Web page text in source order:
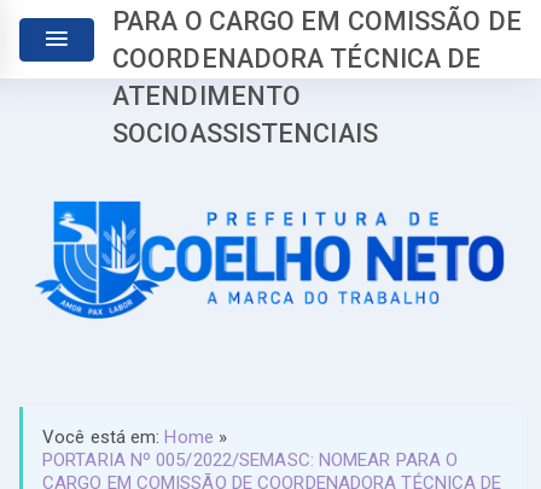
PARA O CARGO EM COMISSÃO DE
COORDENADORA TÉCNICA DE
ATENDIMENTO
SOCIOASSISTENCIAIS
Você está em:Home »
PORTARIA Nº 005/2022/SEMASC: NOMEAR PARA O
CARGO EM COMISSÃO DE COORDENADORA TÉCNICA DE